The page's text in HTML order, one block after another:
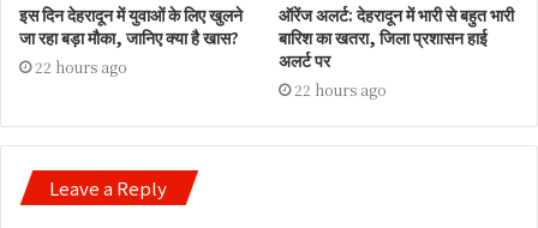
इस दिन देहरादून में युवाओं के लिए खुलने
जा रहा बड़ा मौका, जानिए क्या है खास?
22 hours ago
ऑरेंज अलर्ट: देहरादून में भारी से बहुत भारी
बारिश का खतरा, जिला प्रशासन हाई
अलर्ट पर
22 hours ago
Leave a Reply